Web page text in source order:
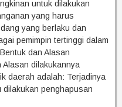
untuk dilakukan
yang harus
yang berlaku dan
pemimpin tertinggi dalam
dan Alasan
Alasan dilakukannya
daerah adalah: Terjadinya
dilakukan penghapusan